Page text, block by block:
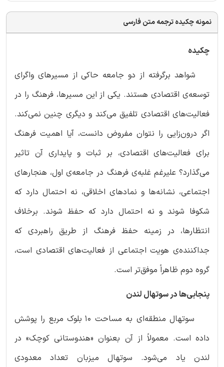
نمونه چکیده ترجمه متن فارسی
چکیده
شواهد برگرفته از دو جامعه حاکی از مسیرهای واگرای
توسعه‌ی اقتصادی هستند. یکی از این مسیرها، فرهنگ را در
فعالیت‌های اقتصادی تلفیق می‌کند و دیگری چنین نمی‌کند.
اگر درون‌زایی را نتوان مفروض دانست، آیا اهمیت فرهنگ
برای فعالیت‌های اقتصادی، بر ثبات و پایداری آن تاثیر
می‌گذارد؟ علیرغم غلبه‌ی فرهنگ در جامعه‌ی اول، هنجارهای
اجتماعی، نشانه‌ها و نمادهای اخلاقی، نه احتمال دارد که
شکوفا شوند و نه احتمال دارد که حفظ شوند. برخلاف
انتظارها، در زمینه حفظ فرهنگ از طریق راهبردی که
جداکننده‌ی هویت اجتماعی از فعالیت‌های اقتصادی است،
گروه دوم ظاهراً موفق‌تر است.
پنجابی‌ها در سوتهال لندن
سوتهال منطقه‌ای به مساحت 10 بلوک مربع را پوشش
داده است. معمولاً از آن بعنوان «هندوستانی کوچک» در
لندن یاد می‌شود. سوتهال میزبان تعداد معدودی